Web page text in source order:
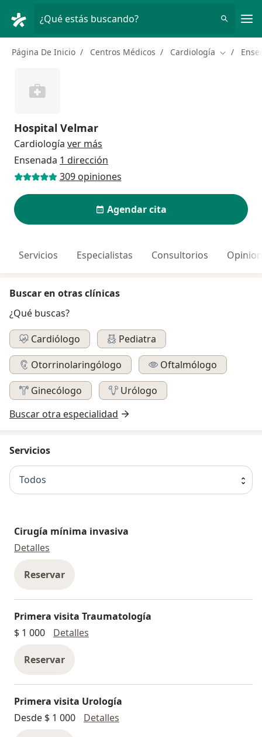
¿Qué estás buscando?
Página De Inicio Centros Médicos Cardiología Cambiar
Hospital Velmar
Cardiología ver más
Ensenada 1 dirección
309 opiniones
Agendar cita
Servicios Especialistas Consultorios
Buscar en otras clínicas
¿Qué buscas?
Cardiólogo
Pediatra
Otorrinolaringólogo
Oftalmólogo
Ginecólogo
Urólogo
Buscar otra especialidad
Servicios
Todos
Cirugía mínima invasiva
Detalles
Reservar
Primera visita Traumatología
$ 1 000
Detalles
Reservar
Primera visita Urología
Desde $ 1 000
Detalles